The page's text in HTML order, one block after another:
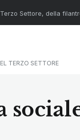
Settore, della
TERZO SETTORE